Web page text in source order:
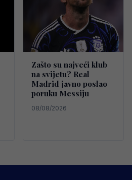
Zašto su najveći klub
na svijetu? Real
Madrid javno poslao
poruku Messiju
08/08/2026